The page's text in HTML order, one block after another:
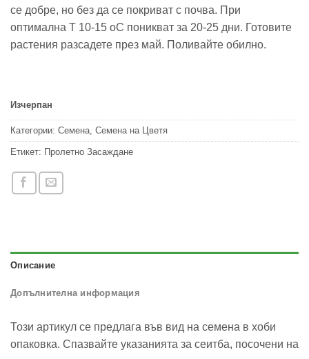
се добре, но без да се покриват с почва. При
оптимална Т 10-15 оС поникват за 20-25 дни. Готовите
растения разсадете през май. Поливайте обилно.
Изчерпан
Категории: Семена Семена на Цветя
Етикет: Пролетно Засаждане
Описание
Допълнителна информация
Този артикул се предлага във вид на семена в хоби
опаковка. Спазвайте указанията за сеитба, посочени на